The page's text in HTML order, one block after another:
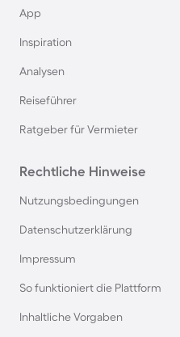
Ferienparks in Italien
Ferienparks auf Sardinien
Ferienparks in Bibione
Ferienparks in
App
Inspiration
Analysen
Reiseführer
Ratgeber für Vermieter
Rechtliche Hinweise
Nutzungsbedingungen
Datenschutzerklärung
Impressum
So funktioniert die Plattform
Inhaltliche Vorgaben